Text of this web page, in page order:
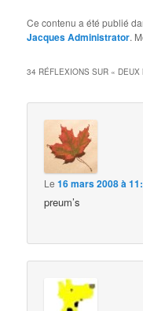
Ce contenu a été publié
Jacques Administrator.
34 RÉFLEXIONS SUR « DEUX
Le16 mars 2008 à
preum’s